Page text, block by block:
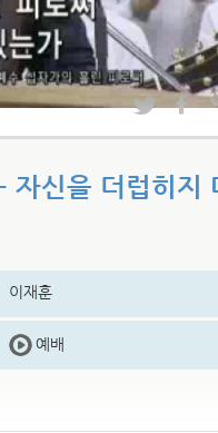
신을 더럽히지
이재훈
예배